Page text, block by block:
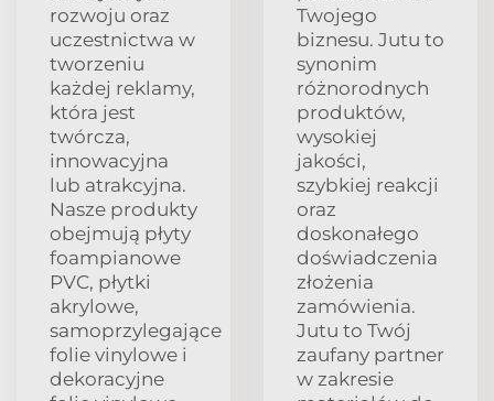
rozwoju oraz
uczestnictwa w
tworzeniu
każdej reklamy,
która jest
twórcza,
innowacyjna
lub atrakcyjna.
Nasze produkty
obejmują płyty
foampianowe
PVC, płytki
akrylowe,
samoprzylegające
folie vinylowe i
dekoracyjne
Twojego
biznesu. Jutu to
synonim
różnorodnych
produktów,
wysokiej
jakości,
szybkiej reakcji
oraz
doskonałego
doświadczenia
złożenia
zamówienia.
Jutu to Twój
zaufany partner
w zakresie